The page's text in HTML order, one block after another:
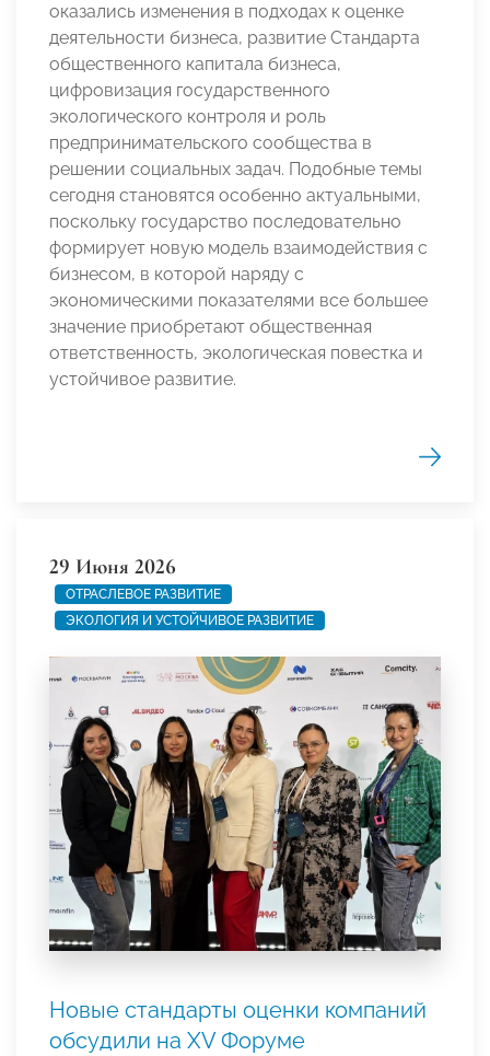
оказались изменения в подходах к оценке
деятельности бизнеса, развитие Стандарта
общественного капитала бизнеса,
цифровизация государственного
экологического контроля и роль
предпринимательского сообщества в
решении социальных задач. Подобные темы
сегодня становятся особенно актуальными,
поскольку государство последовательно
формирует новую модель взаимодействия с
бизнесом, в которой наряду с
экономическими показателями все большее
значение приобретают общественная
ответственность, экологическая повестка и
устойчивое развитие.
29 Июня 2026
ОТРАСЛЕВОЕ РАЗВИТИЕ
ЭКОЛОГИЯ И УСТОЙЧИВОЕ РАЗВИТИЕ
Новые стандарты оценки компаний
обсудили на XV Форуме